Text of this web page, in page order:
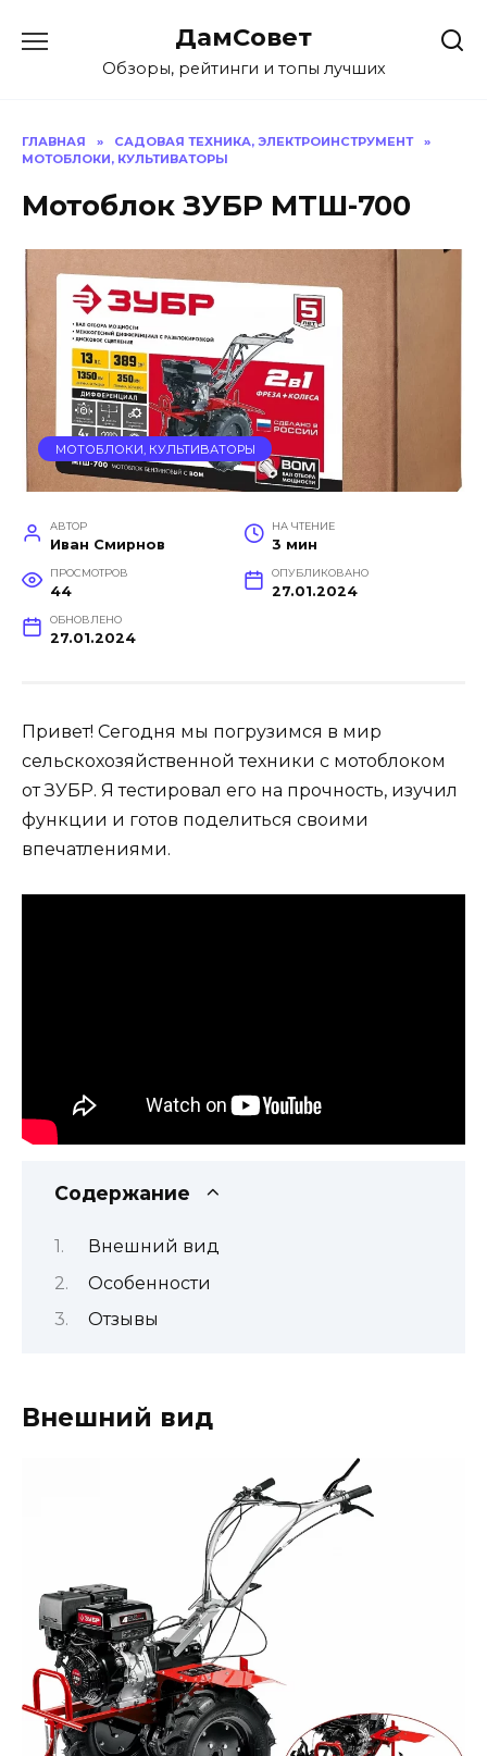
содержанию
ДамСовет
Обзоры, рейтинги и топы лучших
ГЛАВНАЯ » САДОВАЯ ТЕХНИКА, ЭЛЕКТРОИНСТРУМЕНТ
»
МОТОБЛОКИ, КУЛЬТИВАТОРЫ
Мотоблок ЗУБР МТШ-700
МОТОБЛОКИ, КУЛЬТИВАТОРЫ
АВТОР
Иван Смирнов
НА ЧТЕНИЕ
3 мин
ПРОСМОТРОВ
44
ОПУБЛИКОВАНО
27.01.2024
ОБНОВЛЕНО
27.01.2024
Привет! Сегодня мы погрузимся в мир
сельскохозяйственной техники с мотоблоком
от ЗУБР. Я тестировал его на прочность, изучил
функции и готов поделиться своими
впечатлениями.
Содержание
Внешний вид
Особенности
Отзывы
Внешний вид